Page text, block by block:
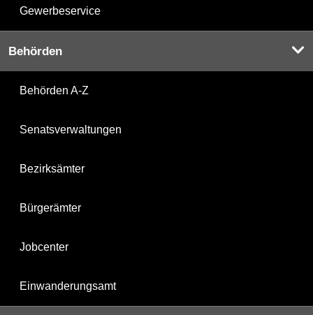
Gewerbeservice
Behörden
Behörden A-Z
Senatsverwaltungen
Bezirksämter
Bürgerämter
Jobcenter
Einwanderungsamt